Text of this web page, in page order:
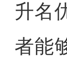
升名
者能